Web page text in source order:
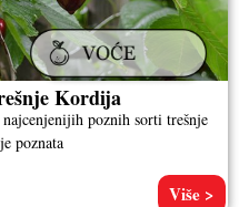
Kordija
poznih sorti trešnje
poznata
Više >